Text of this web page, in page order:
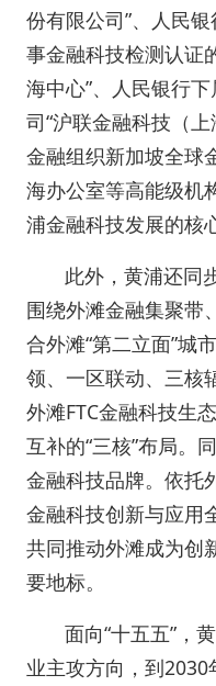
份有限公司”、人民
事金融科技检测认证
海中心”、人民银行
司“沪联金融科技（
金融组织新加坡全球
海办公室等高能级机
浦金融科技发展的核
此外，黄浦还同
围绕外滩金融集聚带
合外滩“第二立面”城
领、一区联动、三核
外滩FTC金融科技生
互补的“三核”布局。
金融科技品牌。依托
金融科技创新与应用
共同推动外滩成为创
要地标。
面向“十五五”，
业主攻方向，到